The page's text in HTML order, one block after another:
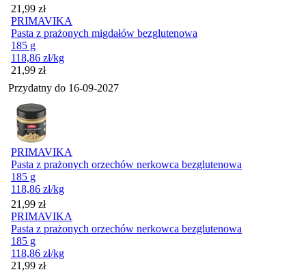
Cena
21,99 zł
PRIMAVIKA
Pasta z prażonych migdałów bezglutenowa
185 g
118,86 zł/kg
Cena
21,99 zł
Przydatny do 16-09-2027
PRIMAVIKA
Pasta z prażonych orzechów nerkowca bezglutenowa
185 g
118,86 zł/kg
Cena
21,99 zł
PRIMAVIKA
Pasta z prażonych orzechów nerkowca bezglutenowa
185 g
118,86 zł/kg
Cena
21,99 zł